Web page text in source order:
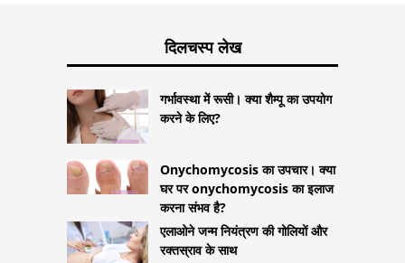
दिलचस्प लेख
गर्भावस्था में रूसी। क्या शैम्पू का उपयोग
करने के लिए?
Onychomycosis का उपचार। क्या
घर पर onychomycosis का इलाज
करना संभव है?
एलाओने जन्म नियंत्रण की गोलियों और
रक्तस्राव के साथ